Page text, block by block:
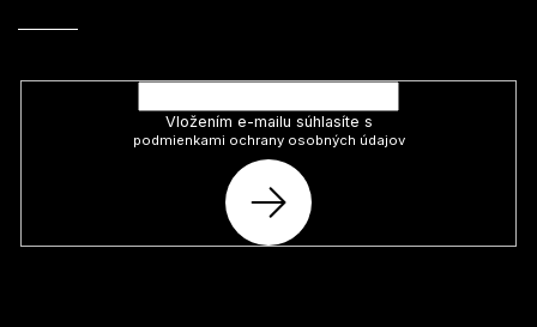
Vložením e-mailu súhlasíte s
podmienkami ochrany osobných údajov
PRIHLÁSIŤ
SA